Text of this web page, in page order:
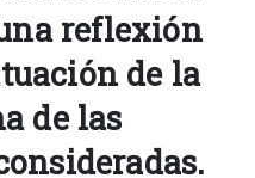
reflexión
de la
de las